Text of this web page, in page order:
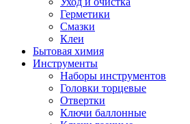
Герметики
Смазки
Клеи
Бытовая химия
Инструменты
Наборы инструментов
Головки торцевые
Отвертки
Ключи баллонные